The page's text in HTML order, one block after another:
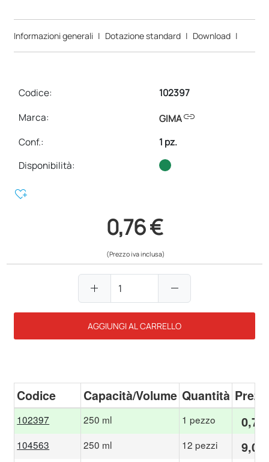
Informazioni generali | Dotazione standard | Download |
Codice:
102397
Marca:
GIMAlink
Conf.:
1 pz.
Disponibilità:
heart_plus
0,76 €
(Prezzo iva inclusa)
add remove
AGGIUNGI AL CARRELLO
Codice Capacità/Volume Quantità
102397 250 ml 1 pezzo 0,76
104563 250 ml 12 pezzi 9,05